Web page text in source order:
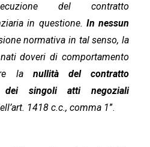
del contratto
in questione. In nessun
normativa in tal senso, la
doveri di comportamento
la nullità del contratto
singoli atti negoziali
1418 c.c., comma 1”.